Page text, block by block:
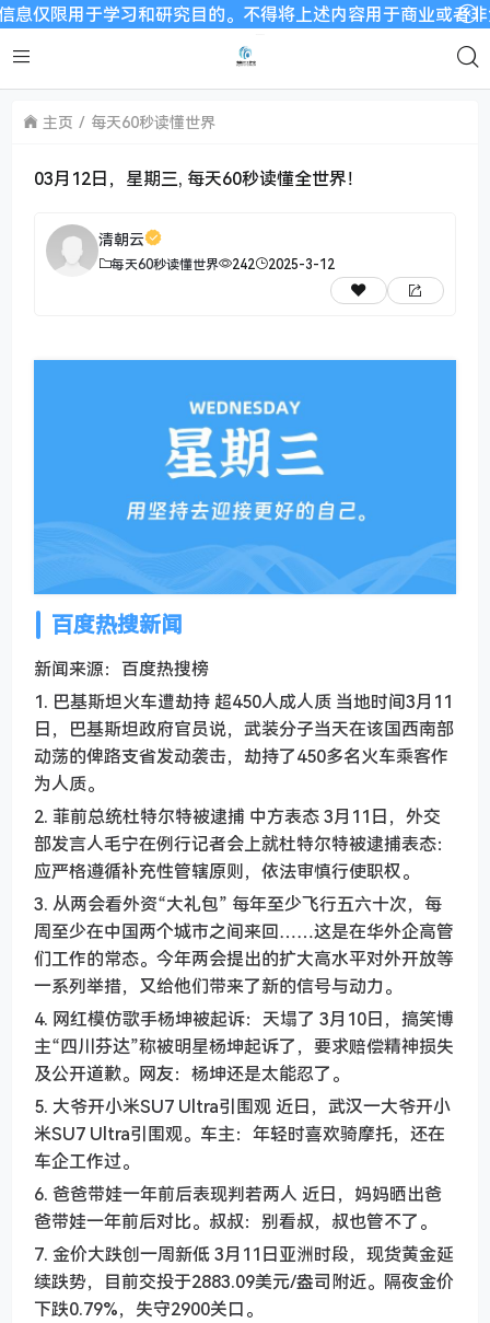
于学习和研究目的。不得将上述内容用于商业或者非法
主页 每天60秒读懂世界
03月12日，星期三, 每天60秒读懂全世界！
清朝云
每天60秒读懂世界 242 2025-3-12
百度热搜新闻
新闻来源：百度热搜榜
1. 巴基斯坦火车遭劫持 超450人成人质 当地时间3月11
日，巴基斯坦政府官员说，武装分子当天在该国西南部
动荡的俾路支省发动袭击，劫持了450多名火车乘客作
为人质。
2. 菲前总统杜特尔特被逮捕 中方表态 3月11日，外交
部发言人毛宁在例行记者会上就杜特尔特被逮捕表态：
应严格遵循补充性管辖原则，依法审慎行使职权。
3. 从两会看外资“大礼包” 每年至少飞行五六十次，每
周至少在中国两个城市之间来回……这是在华外企高管
们工作的常态。今年两会提出的扩大高水平对外开放等
一系列举措，又给他们带来了新的信号与动力。
4. 网红模仿歌手杨坤被起诉：天塌了 3月10日，搞笑博
主“四川芬达”称被明星杨坤起诉了，要求赔偿精神损失
及公开道歉。网友：杨坤还是太能忍了。
5. 大爷开小米SU7 Ultra引围观 近日，武汉一大爷开小
米SU7 Ultra引围观。车主：年轻时喜欢骑摩托，还在
车企工作过。
6. 爸爸带娃一年前后表现判若两人 近日，妈妈晒出爸
爸带娃一年前后对比。叔叔：别看叔，叔也管不了。
7. 金价大跌创一周新低 3月11日亚洲时段，现货黄金延
续跌势，目前交投于2883.09美元/盎司附近。隔夜金价
下跌0.79%，失守2900关口。